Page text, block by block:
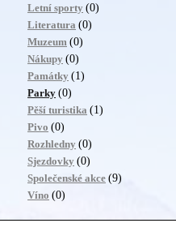
Letní sporty (0)
Literatura (0)
Muzeum (0)
Nákupy (0)
Památky (1)
Parky (0)
Pěší turistika (1)
Pivo (0)
Rozhledny (0)
Sjezdovky (0)
Společenské akce (9)
Víno (0)